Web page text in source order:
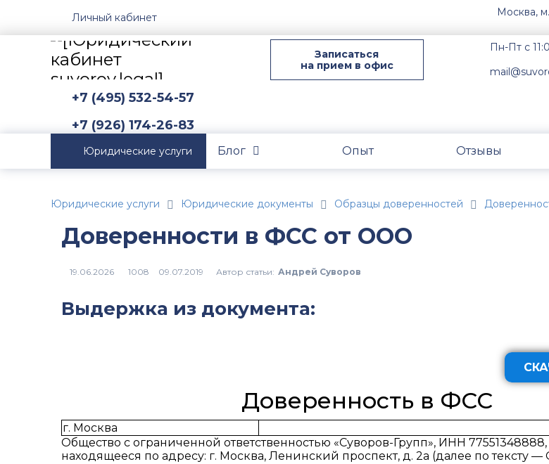
Личный кабинет Москва,
Записаться
на прием в офис
Пн-Пт с
+7 (495) 532-54-57
+7 (926) 174-26-83
Юридические услуги Блог Опыт Отзывы
Юридические услуги Юридические документы Образцы доверенностей
Доверенности в ФСС от ООО
1008 Автор статьи: Андрей Суворов
Выдержка из документа:
Доверенность в ФСС
г. Москва
Общество с ограниченной ответственностью «Суворов-Групп», ИНН
находящееся по адресу: г. Москва, Ленинский проспект, д. 2а (далее по тексту